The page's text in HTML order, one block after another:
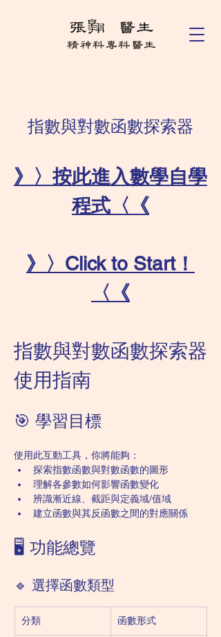
指數與對數函數探索器
》〉按此進入數學自學
程式〈《
》〉Click to Start！
〈《
指數與對數函數探索器
使用指南
🎯 學習目標
使用此互動工具，你將能夠：
探索指數函數與對數函數的圖形
理解各參數如何影響函數變化
辨識漸近線、截距與定義域/值域
建立函數與其反函數之間的對應關係
🖥️ 功能總覽
🔹 選擇函數類型
分類 函數形式